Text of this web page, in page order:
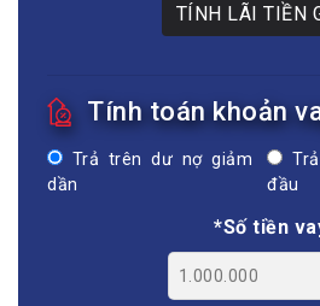
TÍNH LÃI TIỀN
Tính toán khoản
Trả trên dư nợ giảm
dần
đầu
*Số tiền